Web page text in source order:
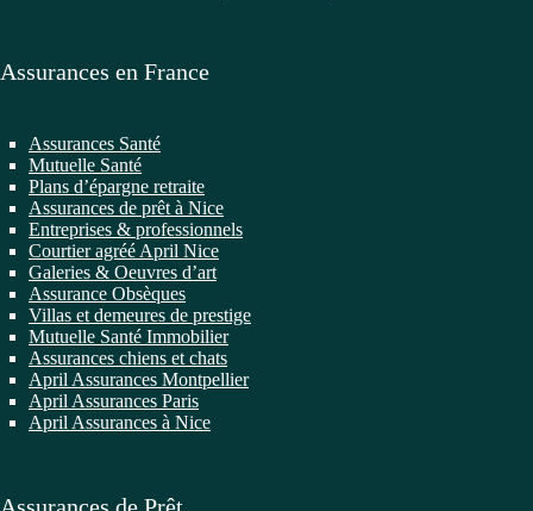
Assurances en France
Assurances Santé
Mutuelle Santé
Plans d’épargne retraite
Assurances de prêt à Nice
Entreprises & professionnels
Courtier agréé April Nice
Galeries & Oeuvres d’art
Assurance Obsèques
Villas et demeures de prestige
Mutuelle Santé Immobilier
Assurances chiens et chats
April Assurances Montpellier
April Assurances Paris
April Assurances à Nice